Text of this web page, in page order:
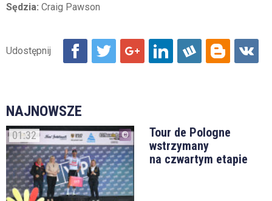
Sędzia: Craig Pawson
NAJNOWSZE
01:32
Tour de Pologne
wstrzymany
na czwartym etapie